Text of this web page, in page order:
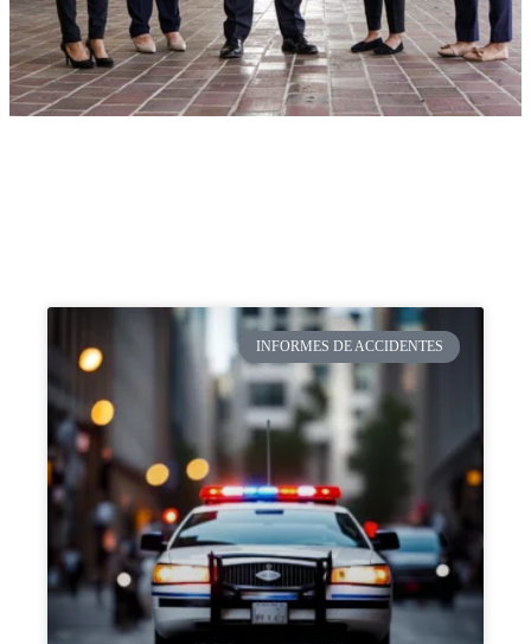
INFORMES DE ACCIDENTES